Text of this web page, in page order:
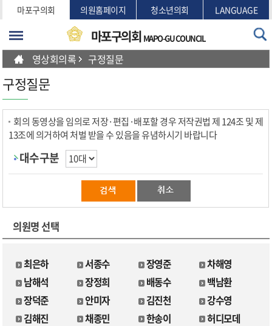
본문바로가기
마포구의회 의원홈페이지 청소년의회 LANGUAGE
마포구의회 MAPO-GU COUNCIL
영상회의록 구정질문
구정질문
회의 동영상을 임의로 저장·편집·배포할 경우 저작권법 제 124조 및 제
13조에 의거하여 처벌 받을 수 있음을 유념하시기 바랍니다
대수구분
의원명 선택
최은하 서종수 장영준
차해영
남해석
장정희 배동수
백남환
장덕준
안미자 김진천
강수영
김해진
채종민 한송이
허디모데